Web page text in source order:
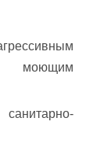
моющим